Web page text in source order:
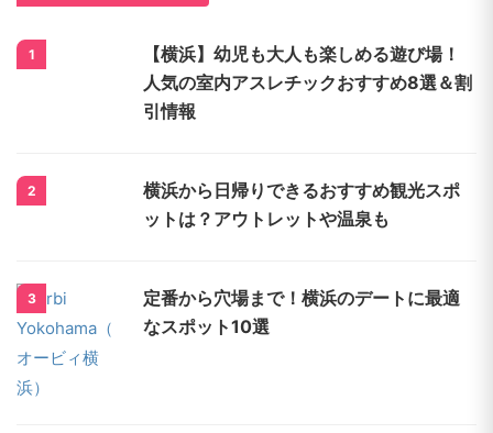
1
【横浜】幼児も大人も楽しめる遊び場！
人気の室内アスレチックおすすめ8選＆割
引情報
2
横浜から日帰りできるおすすめ観光スポ
ットは？アウトレットや温泉も
3
定番から穴場まで！横浜のデートに最適
なスポット10選